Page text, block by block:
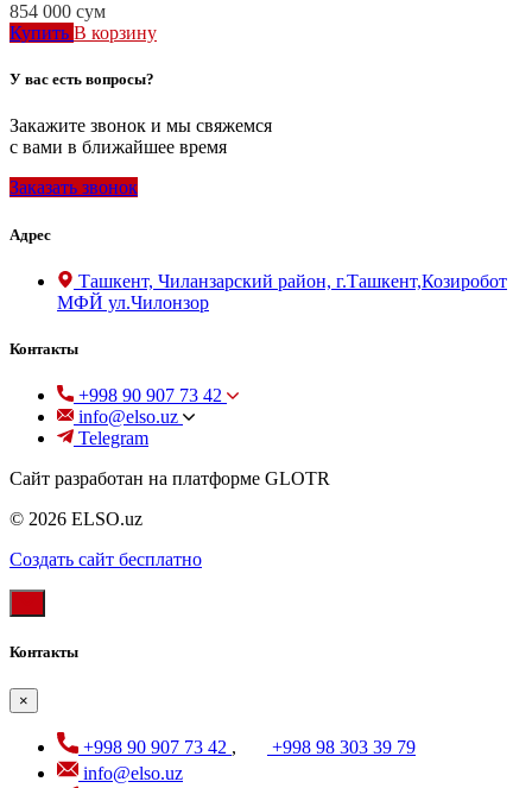
854 000 сум
Купить В корзину
У вас есть вопросы?
Закажите звонок и мы свяжемся
с вами в ближайшее время
Заказать звонок
Адрес
Ташкент, Чиланзарский район, г.Ташкент,Козиробот
МФЙ ул.Чилонзор
Контакты
+998 90 907 73 42
info@elso.uz
Telegram
Сайт разработан на платформе GLOTR
© 2026 ELSO.uz
Создать cайт бесплатно
Контакты
×
+998 90 907 73 42 ,
+998 98 303 39 79
info@elso.uz